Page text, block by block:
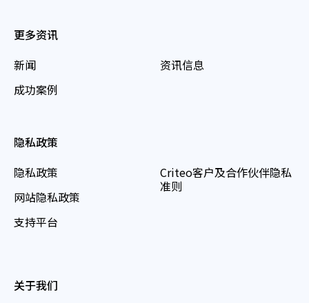
更多资讯
新闻
成功案例
资讯信息
隐私政策
隐私政策
网站隐私政策
支持平台
Criteo客户及合作伙伴隐私
准则
关于我们